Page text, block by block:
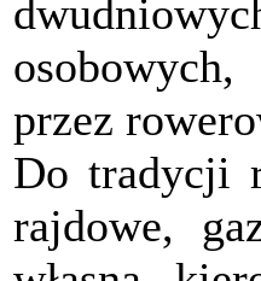
przez
Do tradycji
rajdowe,